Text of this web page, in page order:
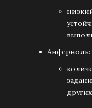
Анферноль: